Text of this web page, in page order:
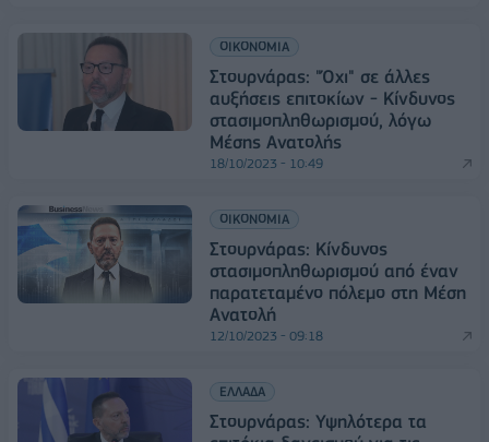
ΟΙΚΟΝΟΜΙΑ
Στουρνάρας: "Όχι" σε άλλες
αυξήσεις επιτοκίων - Κίνδυνος
στασιμοπληθωρισμού, λόγω
Μέσης Ανατολής
18/10/2023 - 10:49
ΟΙΚΟΝΟΜΙΑ
Στουρνάρας: Κίνδυνος
στασιμοπληθωρισμού από έναν
παρατεταμένο πόλεμο στη Μέση
Ανατολή
12/10/2023 - 09:18
ΕΛΛΑΔΑ
Στουρνάρας: Υψηλότερα τα